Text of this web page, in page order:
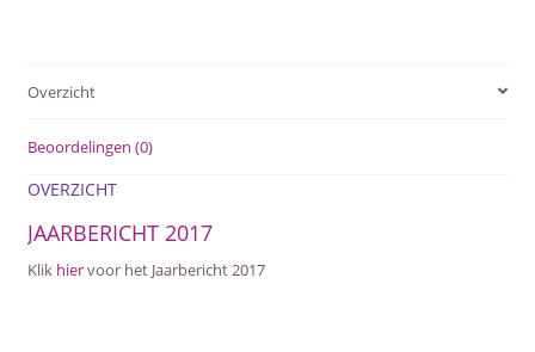
Overzicht
Beoordelingen (0)
OVERZICHT
JAARBERICHT 2017
Klik hiervoor het Jaarbericht 2017